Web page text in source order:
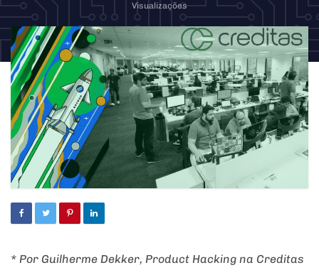
Visualizações
* Por Guilherme Dekker, Product Hacking na Creditas